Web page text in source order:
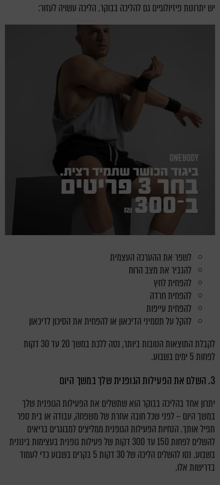
יש יתרונות פיזיולוגיים גם להליכה בבוקר. הליכה עשויה לעזור:
לשפר את ההערכה העצמית
להגביר את מצב הרוח
להפחית לחץ
להפחית חרדה
להפחית עייפות
להקל על תסמיני הדיכאון או להפחית את הסיכון לדיכאון
לקבלת התוצאות הטובות ביותר, נסה ללכת במשך 20 עד 30 דקות
לפחות 5 ימים בשבוע.
3. השלם את הפעילות הגופנית שלך במשך היום
יתרון אחד בהליכה בבוקר הוא שתשלים את הפעילות הגופנית שלך
במשך היום – לפני שכל חובה אחרת של משפחה, עבודה או בית ספר
תפיל אותך. הנחיות הפעילות הגופנית ממליצים למבוגרים בריאים
להשלים לפחות 150 עד 300 דקות של פעילות גופנית בעצימות בינונית
בשבוע. נסו להשלים הליכה של 30 דקות 5 בקרים בשבוע כדי לעמוד
בדרישות אלו.